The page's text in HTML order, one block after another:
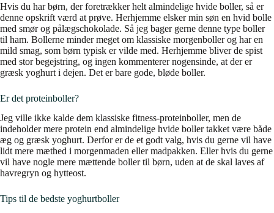
Hvis du har børn, der foretrækker helt almindelige hvide boller, så er
denne opskrift værd at prøve. Herhjemme elsker min søn en hvid bolle
med smør og pålægschokolade. Så jeg bager gerne denne type boller
til ham. Bollerne minder meget om klassiske morgenboller og har en
mild smag, som børn typisk er vilde med. Herhjemme bliver de spist
med stor begejstring, og ingen kommenterer nogensinde, at der er
græsk yoghurt i dejen. Det er bare gode, bløde boller.
Er det proteinboller?
Jeg ville ikke kalde dem klassiske fitness-proteinboller, men de
indeholder mere protein end almindelige hvide boller takket være både
æg og græsk yoghurt. Derfor er de et godt valg, hvis du gerne vil have
lidt mere mæthed i morgenmaden eller madpakken. Eller hvis du gerne
vil have nogle mere mættende boller til børn, uden at de skal laves af
havregryn og hytteost.
Tips til de bedste yoghurtboller